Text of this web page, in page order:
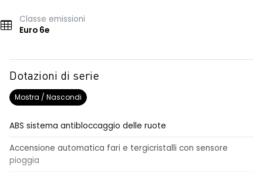
Classe emissioni
Euro 6e
Dotazioni di serie
Mostra / Nascondi
ABS sistema antibloccaggio delle ruote
Accensione automatica fari e tergicristalli con sensore
pioggia